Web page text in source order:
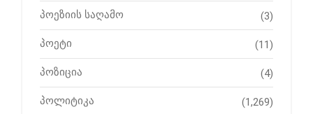
პოეზიის საღამო (3)
პოეტი (11)
პოზიცია (4)
პოლიტიკა (1,269)